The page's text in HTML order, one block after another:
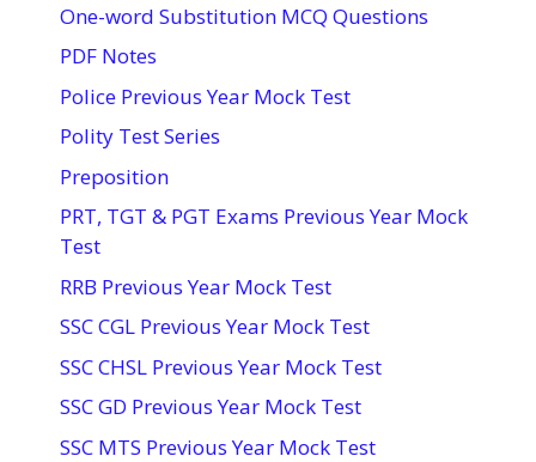
One-word Substitution MCQ Questions
PDF Notes
Police Previous Year Mock Test
Polity Test Series
Preposition
PRT, TGT & PGT Exams Previous Year Mock
Test
RRB Previous Year Mock Test
SSC CGL Previous Year Mock Test
SSC CHSL Previous Year Mock Test
SSC GD Previous Year Mock Test
SSC MTS Previous Year Mock Test